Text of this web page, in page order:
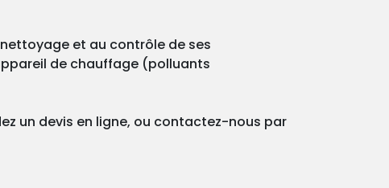
et au contrôle de ses
de chauffage (polluants
un devis en ligne, ou contactez-nous par